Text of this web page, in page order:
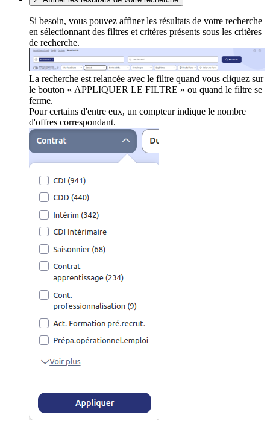
Si besoin, vous pouvez affiner les résultats de votre recherche
en sélectionnant des filtres et critères présents sous les critères
de recherche.
La recherche est relancée avec le filtre quand vous cliquez sur
le bouton « APPLIQUER LE FILTRE » ou quand le filtre se
ferme.
Pour certains d'entre eux, un compteur indique le nombre
d'offres correspondant.